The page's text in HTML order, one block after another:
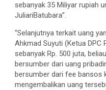
sebanyak 35 Miliyar rupiah
JuliariBatubara”.
“Selanjutnya terkait uang
Ahkmad Suyuti (Ketua DPC
sebanyak Rp. 500 juta,
bersumber dari uang
bersumber dari fee bansos
mengembalikan uang